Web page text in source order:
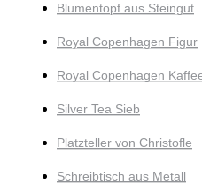
Blumentopf aus Steingut
Royal Copenhagen Figur
Royal Copenhagen
Silver Tea Sieb
Platzteller von Christofle
Schreibtisch aus Metall